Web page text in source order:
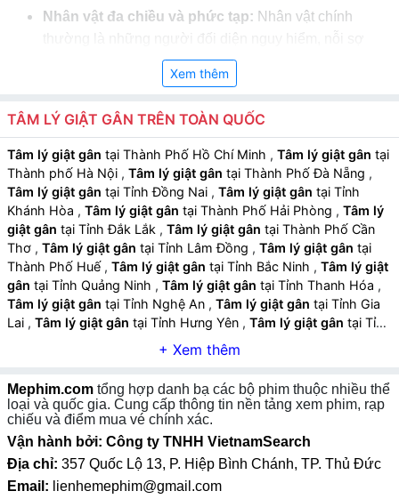
Nhân vật đa chiều và phức tạp: Nhân vật chính
hoặc bí mật đen tối, có tâm lý sâu sắc và mâu thuẫn nội
Câu chuyện kịch tính và ly kỳ:Nội dung xoay quanh
các bí ẩn, âm mưu, xung đột hoặc các tình huống bất
ngờ, tạo sức hấp dẫn cao.
Âm nhạc và ánh sáng hỗ trợ cảm giác hồi hộp:
Nhạc nền căng thẳng, ánh sáng lạnh và kỹ xảo tăng
trải nghiệm rùng rợn và kích thích cảm giác sợ hãi.
Xem thêm
TÂM LÝ GIẬT GÂN TRÊN TOÀN QUỐC
Tâm lý giật gân tại Thành Phố Hồ Chí Minh , Tâm lý giật gân tại
Thành phố Hà Nội , Tâm lý giật gân tại Thành Phố Đà Nẵng ,
Tâm lý giật gân tại Tỉnh Đồng Nai , Tâm lý giật gân tại Tỉnh
Khánh Hòa , Tâm lý giật gân tại Thành Phố Hải Phòng , Tâm lý
giật gân tại Tỉnh Đắk Lắk , Tâm lý giật gân tại Thành Phố Cần
Thơ , Tâm lý giật gân tại Tỉnh Lâm Đồng , Tâm lý giật gân tại
Thành Phố Huế , Tâm lý giật gân tại Tỉnh Bắc Ninh , Tâm lý giật
gân tại Tỉnh Quảng Ninh , Tâm lý giật gân tại Tỉnh Thanh Hóa ,
Tâm lý giật gân tại Tỉnh Nghệ An , Tâm lý giật gân tại Tỉnh Gia
Lai , Tâm lý giật gân tại Tỉnh Hưng Yên , Tâm lý giật gân tại Tỉnh
tại Tỉnh Tây Ninh
Tâm lý giật gântại Tỉnh Lào Cai
tại Tỉnh Quảng Ngãi Tâm lý giật gân tại Tỉnh Cà Mau
Tâm lý giật gântại Tỉnh Vĩnh Long,Tâm lý giật gântại Tỉnh
Ninh Bình,Tâm lý giật gântại Tỉnh Phú Thọ
Tâm lý giật gân
tại Tỉnh Hà Tĩnh ,Tâm lý giật gân tại Tỉnh Đồng Tháp
giật gân
tại Tỉnh Quảng Trị Tâm lý giật gân tại Tỉnh Sơn La
Tâm lý giật gântại Tỉnh Tuyên Quang,Tâm lý giật gântại Tỉnh
Điện Biên,Tâm lý giật gântại Tỉnh Lai Châu
Mephim.com tổng hợp danh bạ các bộ phim thuộc nhiều thể
loại và quốc gia. Cung cấp thông tin nền tảng xem phim, rạp
chiếu và điểm mua vé chính xác.
Vận hành bởi: Công ty TNHH VietnamSearch
Địa chỉ: 357 Quốc Lộ 13, P. Hiệp Bình Chánh, TP. Thủ Đức
Email: lienhemephim@gmail.com